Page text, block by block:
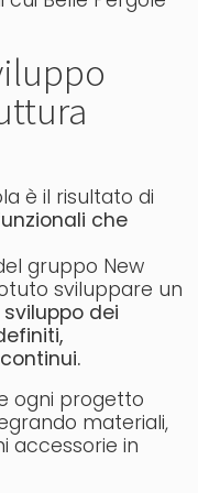
è il risultato di
che
gruppo New
sviluppare un
dei
ogni progetto
materiali,
accessorie in